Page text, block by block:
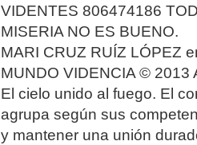
VIDENTES 806474186
MISERIA NO ES BUENO.
MARI CRUZ RUÍZ LÓPEZ
MUNDO VIDENCIA © 2013
El cielo unido al fuego. El
agrupa según sus
y mantener una unión